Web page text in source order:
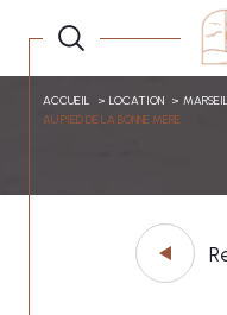
ACCUEIL LOCATION
AU PIED DE LA BONNE MERE